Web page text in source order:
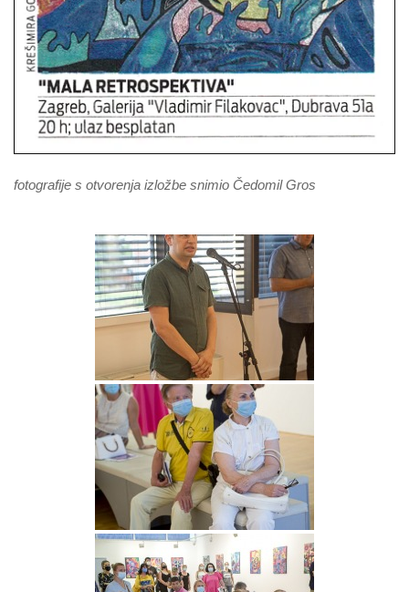
fotografije s otvorenja izložbe snimio Čedomil Gros